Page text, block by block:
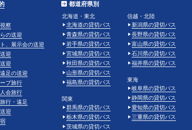
察
の送迎
、展示会の送迎
迎
迎
足の送迎
プ旅行
会旅行
行・遠足
迎
都道府県別
北海道・東北
北海道の貸切バス
青森県の貸切バス
岩手県の貸切バス
宮城県の貸切バス
秋田県の貸切バス
山形県の貸切バス
福島県の貸切バス
関東
群馬県の貸切バス
栃木県の貸切バス
茨城県の貸切バス
信越・北陸
新潟県の貸切バス
長野県の貸切バス
富山県の貸切バス
石川県の貸切バス
福井県の貸切バス
東海
岐阜県の貸切バス
静岡県の貸切バス
愛知県の貸切バス
三重県の貸切バス